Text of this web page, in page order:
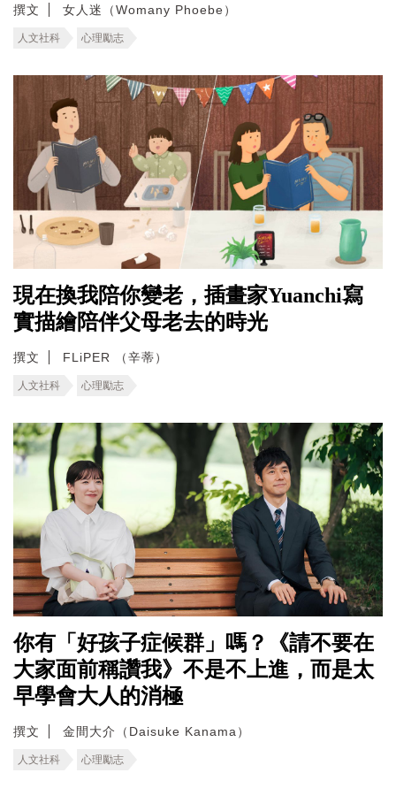
撰文 女人迷（Womany Phoebe）
人文社科 心理勵志
現在換我陪你變老，插畫家Yuanchi寫
實描繪陪伴父母老去的時光
撰文 FLiPER （辛蒂）
人文社科 心理勵志
你有「好孩子症候群」嗎？《請不要在
大家面前稱讚我》不是不上進，而是太
早學會大人的消極
撰文 金間大介（Daisuke Kanama）
人文社科 心理勵志